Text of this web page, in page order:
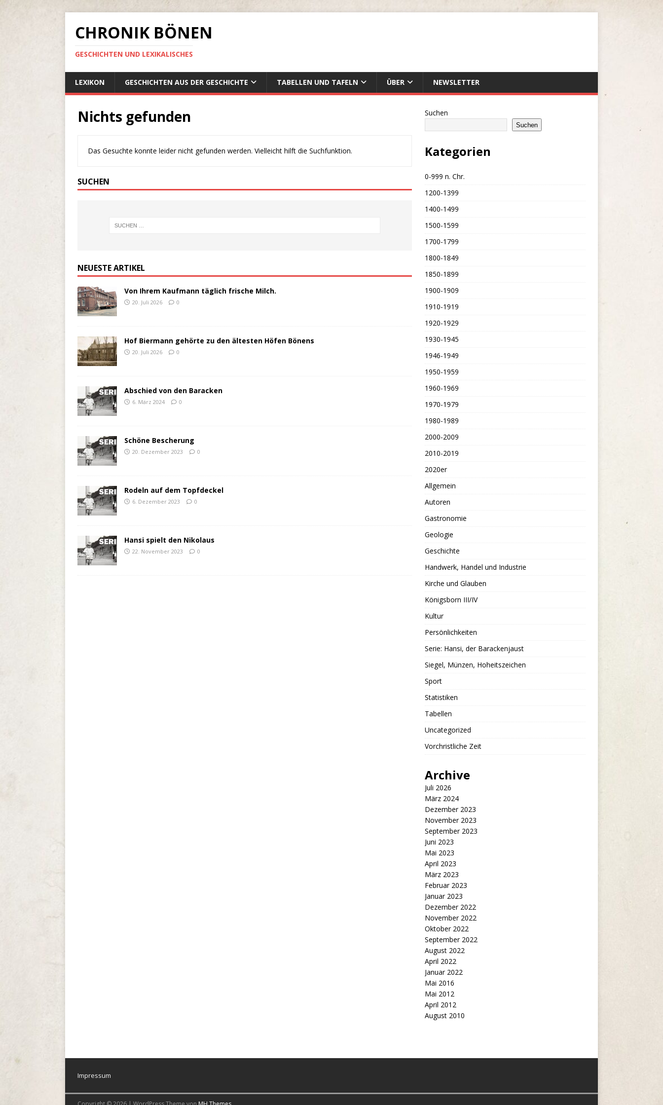
CHRONIK BÖNEN
GESCHICHTEN UND LEXIKALISCHES
LEXIKON GESCHICHTEN AUS DER GESCHICHTE TABELLEN UND TAFELN ÜBER NEWSLETTER
Nichts gefunden
Das Gesuchte konnte leider nicht gefunden werden. Vielleicht hilft die Suchfunktion.
SUCHEN
NEUESTE ARTIKEL
Von Ihrem Kaufmann täglich frische Milch.
20. Juli 2026 0
Hof Biermann gehörte zu den ältesten Höfen Bönens
20. Juli 2026 0
Abschied von den Baracken
6. März 2024 0
Schöne Bescherung
20. Dezember 2023 0
Rodeln auf dem Topfdeckel
6. Dezember 2023 0
Hansi spielt den Nikolaus
22. November 2023 0
Suchen
Suchen
Kategorien
0-999 n. Chr.
1200-1399
1400-1499
1500-1599
1700-1799
1800-1849
1850-1899
1900-1909
1910-1919
1920-1929
1930-1945
1946-1949
1950-1959
1960-1969
1970-1979
1980-1989
2000-2009
2010-2019
2020er
Allgemein
Autoren
Gastronomie
Geologie
Geschichte
Handwerk, Handel und Industrie
Kirche und Glauben
Königsborn III/IV
Kultur
Persönlichkeiten
Serie: Hansi, der Barackenjaust
Siegel, Münzen, Hoheitszeichen
Sport
Statistiken
Tabellen
Uncategorized
Vorchristliche Zeit
Archive
Juli 2026
März 2024
Dezember 2023
November 2023
September 2023
Juni 2023
Mai 2023
April 2023
März 2023
Februar 2023
Januar 2023
Dezember 2022
November 2022
Oktober 2022
September 2022
August 2022
April 2022
Januar 2022
Mai 2016
Mai 2012
April 2012
August 2010
Impressum